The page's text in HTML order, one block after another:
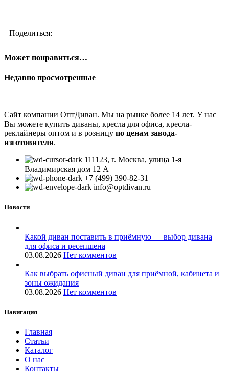
Поделиться:
Может понравиться…
Недавно просмотренные
Сайт компании ОптДиван. Мы на рынке более 14 лет. У нас
Вы можете купить диваны, кресла для офиса, кресла-
реклайнеры оптом и в розницу по ценам завода-
изготовителя.
111123, г. Москва, улица 1-я
Владимирская дом 12 А
+7 (499) 390-82-31
info@optdivan.ru
Новости
Какой диван поставить в приёмную — выбор дивана
для офиса и ресепшена
03.08.2026 Нет комментов
Как выбрать офисный диван для приёмной, кабинета и
зоны ожидания
03.08.2026 Нет комментов
Навигация
Главная
Статьи
Каталог
О нас
Контакты